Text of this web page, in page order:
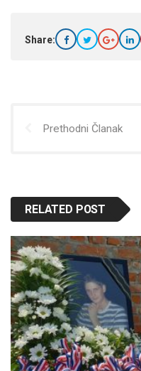
Share:
Prethodni Članak
RELATED POST